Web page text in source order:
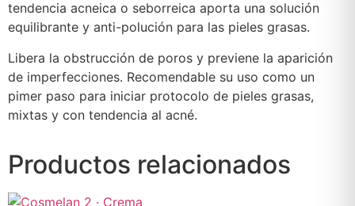
tendencia acneica o seborreica aporta una solución
equilibrante y anti-polución para las pieles grasas.
Libera la obstrucción de poros y previene la aparición
de imperfecciones. Recomendable su uso como un
pimer paso para iniciar protocolo de pieles grasas,
mixtas y con tendencia al acné.
Productos relacionados